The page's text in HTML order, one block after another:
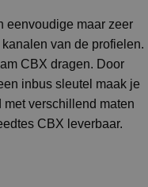
eenvoudige maar zeer
van de profielen.
CBX dragen. Door
inbus sleutel maak je
verschillend maten
CBX leverbaar.